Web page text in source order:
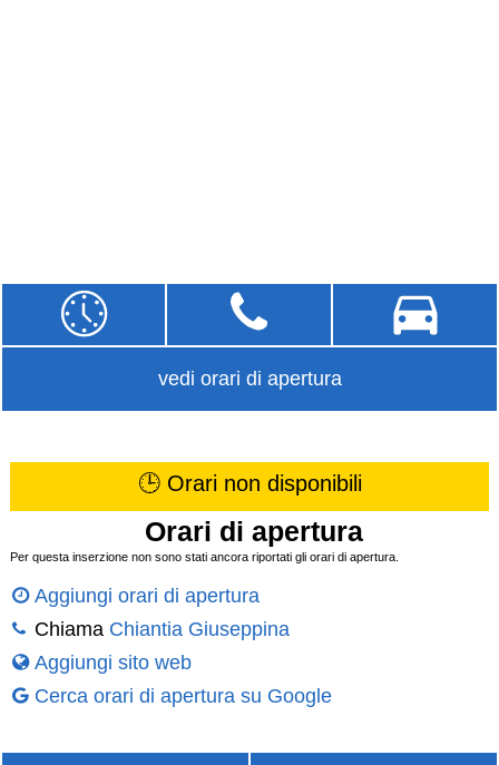
vedi orari di apertura
🕒 Orari non disponibili
Orari di apertura
Per questa inserzione non sono stati ancora riportati gli orari di apertura.
Aggiungi orari di apertura
Chiama Chiantia Giuseppina
Aggiungi sito web
Cerca orari di apertura su Google